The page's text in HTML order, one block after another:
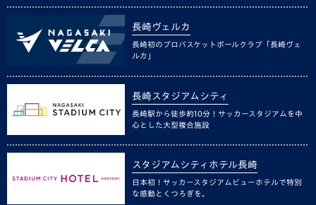
長崎ヴェルカ
長崎初のプロバスケットボールクラブ「長崎ヴェ
ルカ」
長崎スタジアムシティ
長崎駅から徒歩約10分！サッカースタジアムを中
心とした大型複合施設
スタジアムシティホテル長崎
日本初！サッカースタジアムビューホテルで特別
な感動とくつろぎを。